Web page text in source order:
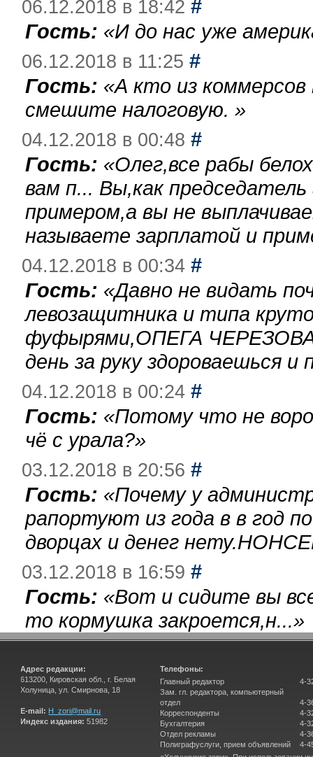
06.12.2018 в 18:42 #
Гость: «И до нас уже
06.12.2018 в 11:25 #
Гость: «А кто из
смешите налоговую. »
04.12.2018 в 00:48 #
Гость: «Олег,все рабы
вам п... Вы,как
примером,а вы не
называете зарплатой и
04.12.2018 в 00:34 #
Гость: «Давно не видать
левозащитника и типа
фуфырями,ОПЕГА
день за руку здороваешься
04.12.2018 в 00:24 #
Гость: «Потому что не
чё с урала?»
03.12.2018 в 20:56 #
Гость: «Почему у
рапортуют из года в в год
дворцах и денег
03.12.2018 в 16:59 #
Гость: «Вот и сидите вы
то кормушка закроется,н...»
Адрес редакции:
613200, Кировская обл., г. Белая
Холуница, ул. Смирнова, 18
E-mail: H_zori@mail.ru
Индекс издания: 51982
Телефоны:
Главный редактор
Зам. гл. редактора, компьютерный
отдел
Корреспонденты
Бухгалтерия
Отдел рекламы
Полиграфуслуги, прием объявлений
4-
4-
4-
4-
4-
4-